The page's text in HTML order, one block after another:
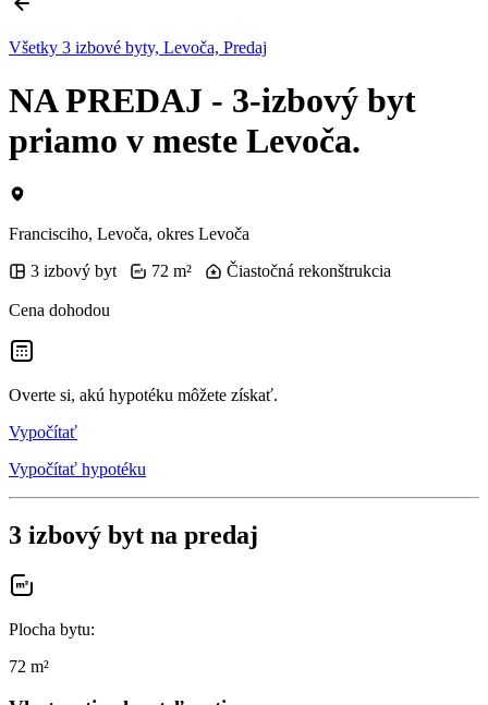
Všetky 3 izbové byty, Levoča, Predaj
NA PREDAJ - 3-izbový byt
priamo v meste Levoča.
Francisciho, Levoča, okres Levoča
3 izbový byt
72 m² Čiastočná rekonštrukcia
Cena dohodou
Overte si, akú hypotéku môžete získať.
Vypočítať
Vypočítať hypotéku
3 izbový byt na predaj
Plocha bytu:
72 m²